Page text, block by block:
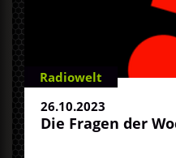
Radiowelt
26.10.2023
Die Fragen der